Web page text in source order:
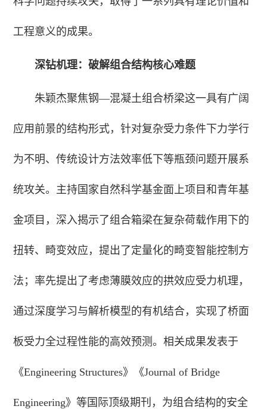
工程意义的成果。
深钻机理：破解组合结构核心难题
朱颖杰聚焦钢—混凝土组合桥梁这一具有广阔
应用前景的结构形式，针对复杂受力条件下力学行
为不明、传统设计方法效率低下等瓶颈问题开展系
统攻关。主持国家自然科学基金面上项目和青年基
金项目，深入揭示了组合箱梁在复杂荷载作用下的
扭转、畸变效应，提出了定量化的畸变智能控制方
法；率先提出了考虑薄膜效应的拱效应受力机理，
通过深度学习与解析模型的有机结合，实现了桥面
板受力全过程性能的高效预测。相关成果发表于
《Engineering Structures》《Journal of Bridge
Engineering》等国际顶级期刊，为组合结构的安全